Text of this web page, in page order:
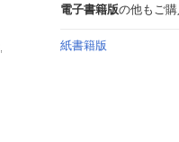
電子書籍版の他もご
紙書籍版